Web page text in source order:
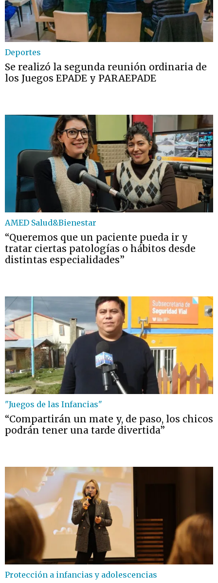
Deportes
Se realizó la segunda reunión ordinaria de
los Juegos EPADE y PARAEPADE
AMED Salud&Bienestar
“Queremos que un paciente pueda ir y
tratar ciertas patologías o hábitos desde
distintas especialidades”
"Juegos de las Infancias"
“Compartirán un mate y, de paso, los chicos
podrán tener una tarde divertida”
Protección a infancias y adolescencias